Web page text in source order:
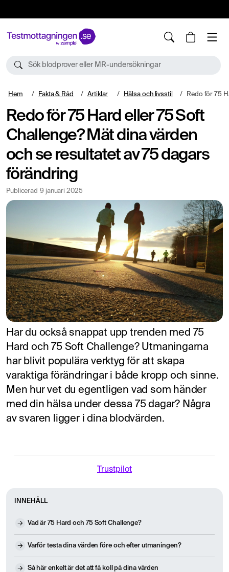
Sök blodprover eller MR-undersökningar
Hem Fakta & Råd Artiklar Hälsa och livsstil Redo för 75 Hard eller 75 Soft
Redo för 75 Hard eller 75 Soft
Challenge? Mät dina värden
och se resultatet av 75 dagars
förändring
Publicerad 9 januari 2025
Har du också snappat upp trenden med 75
Hard och 75 Soft Challenge? Utmaningarna
har blivit populära verktyg för att skapa
varaktiga förändringar i både kropp och sinne.
Men hur vet du egentligen vad som händer
med din hälsa under dessa 75 dagar? Några
av svaren ligger i dina blodvärden.
Trustpilot
INNEHÅLL
Vad är 75 Hard och 75 Soft Challenge?
Varför testa dina värden före och efter utmaningen?
Så här enkelt är det att få koll på dina värden